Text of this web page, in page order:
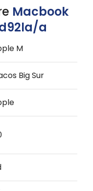
Macbook
a
M
Big Sur